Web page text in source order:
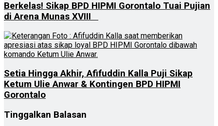
Berkelas! Sikap BPD HIPMI Gorontalo Tuai Pujian
di Arena Munas XVIII
Setia Hingga Akhir, Afifuddin Kalla Puji Sikap
Ketum Ulie Anwar & Kontingen BPD HIPMI
Gorontalo
Tinggalkan Balasan